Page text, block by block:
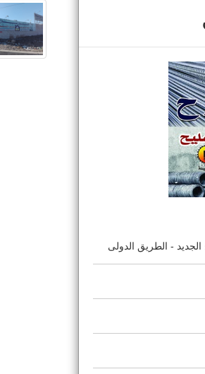
- الطريق الدولى